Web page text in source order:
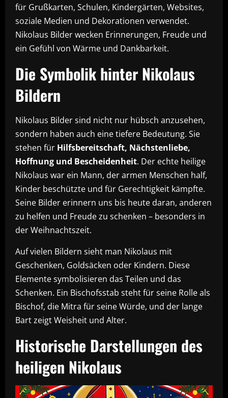
für Grußkarten, Schulen, Kindergärten, Websites,
soziale Medien und Dekorationen verwendet.
Nikolaus Bilder wecken Erinnerungen, Freude und
ein Gefühl von Wärme und Dankbarkeit.
Die Symbolik hinter Nikolaus
Bildern
Nikolaus Bilder sind nicht nur hübsch anzusehen,
sondern haben auch eine tiefere Bedeutung. Sie
stehen für Hilfsbereitschaft, Nächstenliebe,
Hoffnung und Bescheidenheit. Der echte heilige
Nikolaus war ein Mann, der armen Menschen half,
Kinder beschützte und für Gerechtigkeit kämpfte.
Seine Bilder erinnern uns bis heute daran, anderen
zu helfen und Freude zu schenken – besonders in
der Weihnachtszeit.
Auf vielen Bildern sieht man Nikolaus mit
Geschenken, Goldsäcken oder Kindern. Diese
Elemente symbolisieren das Teilen und das
Schenken. Ein Bischofsstab steht für seine Rolle als
Bischof, die Mitra für seine Würde, und der lange
Bart zeigt Weisheit und Alter.
Historische Darstellungen des
heiligen Nikolaus